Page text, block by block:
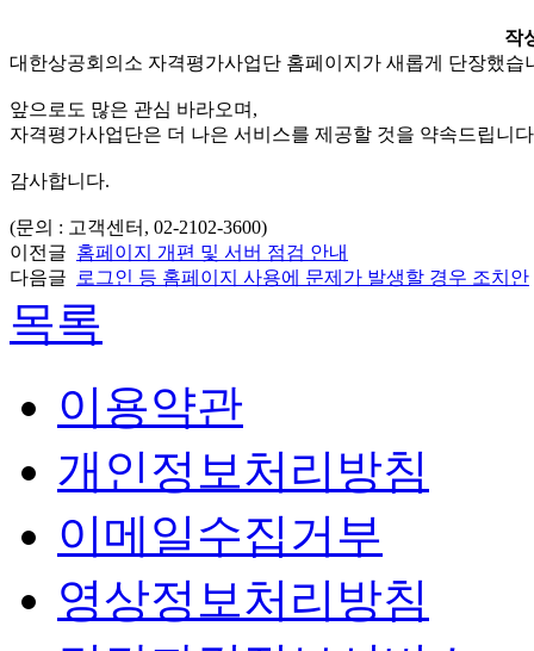
작
대한상공회의소 자격평가사업단 홈페이지가 새롭게 단장했습
앞으로도 많은 관심 바라오며 ,
자격평가사업단은 더 나은 서비스를 제공할 것을 약속드립니다
감사합니다.
(문의 : 고객센터, 02-2102-3600)
이전글 홈페이지 개편 및 서버 점검 안내
다음글
로그인 등 홈페이지 사용에 문제가 발생할 경우 조치안
목록
이용약관
개인정보처리방침
이메일수집거부
영상정보처리방침